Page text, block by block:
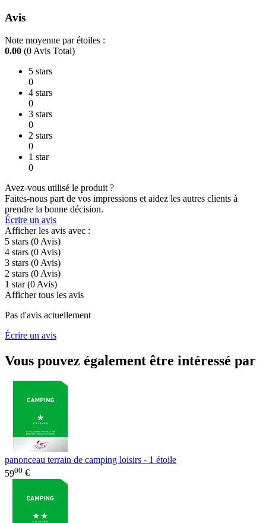
Avis
Note moyenne par étoiles :
0.00 (0 Avis Total)
5 stars
0
4 stars
0
3 stars
0
2 stars
0
1 star
0
Avez-vous utilisé le produit ?
Faites-nous part de vos impressions et aidez les autres clients à
prendre la bonne décision.
Écrire un avis
Afficher les avis avec :
5 stars (0Avis)
4 stars (0Avis)
3 stars (0Avis)
2 stars (0Avis)
1 star (0Avis)
Afficher tous les avis
Pas d'avis actuellement
Écrire un avis
Vous pouvez également être intéressé par
panonceau terrain de camping loisirs - 1 étoile
5900 €